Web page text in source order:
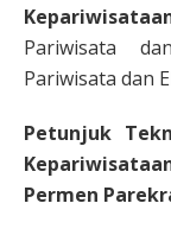
Pariwisata
Pariwisata dan
Petunjuk
Permen